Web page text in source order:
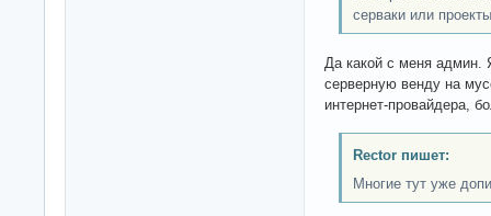
серваки или
Да какой с меня админ.
серверную венду на
интернет-провайдера,
Rector пишет:
Многие тут уже